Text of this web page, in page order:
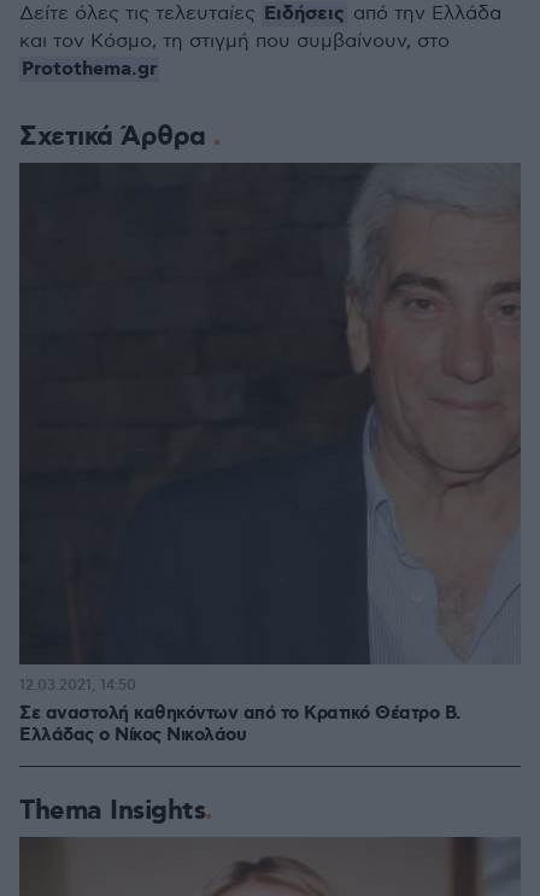
Σχετικά Άρθρα
Σε αναστολή καθηκόντων από το Κρατικό Θέατρο Β.
Ελλάδας ο Νίκος Νικολάου
12.03.2021, 14:50
Thema Insights
Δείτε όλες τις τελευταίες Ειδήσεις από την Ελλάδα
και τον Κόσμο, τη στιγμή που συμβαίνουν, στο
Protothema.gr